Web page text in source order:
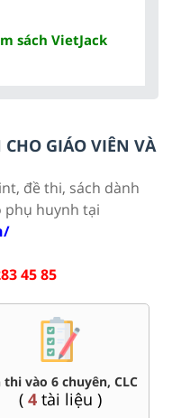
sách VietJack
GIÁO VIÊN VÀ
đề thi, sách dành
phụ huynh tại
45 85
thi vào 6 chuyên, CLC
( 4tài liệu )